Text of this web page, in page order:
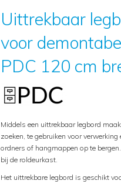
Uittrekbaar
voor
PDC 120 cm
Middels een uittrekbaar legbord
zoeken, te gebruiken voor
ordners of hangmappen op te
bij de roldeurkast.
Het uittrekbare legbord is geschikt